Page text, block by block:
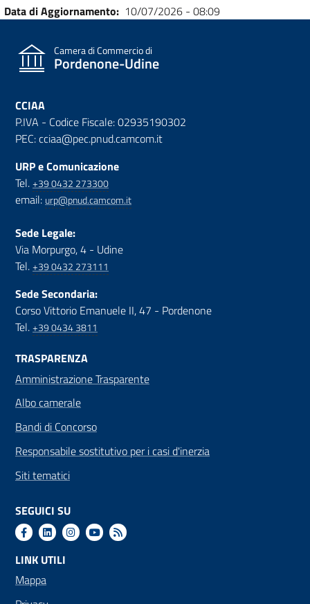
Data di Aggiornamento 10/07/2026 - 08:09
Camera di Commercio di
Pordenone-Udine
CCIAA
P.IVA - Codice Fiscale: 02935190302
PEC: cciaa@pec.pnud.camcom.it
URP e Comunicazione
Tel.+39 0432 273300
email: urp@pnud.camcom.it
Sede Legale:
Via Morpurgo, 4 - Udine
Tel.+39 0432 273111
Sede Secondaria:
Corso Vittorio Emanuele II, 47 - Pordenone
Tel.+39 0434 3811
TRASPARENZA
Amministrazione Trasparente
Albo camerale
Bandi di Concorso
Responsabile sostitutivo per i casi d'inerzia
Siti tematici
SEGUICI SU
LINK UTILI
Mappa